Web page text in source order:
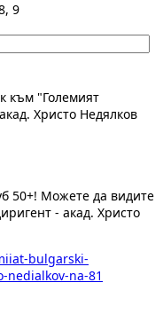
9
към "Големият
Христо Недялков
50+! Можете да видите
- акад. Христо
bulgarski-
na-81